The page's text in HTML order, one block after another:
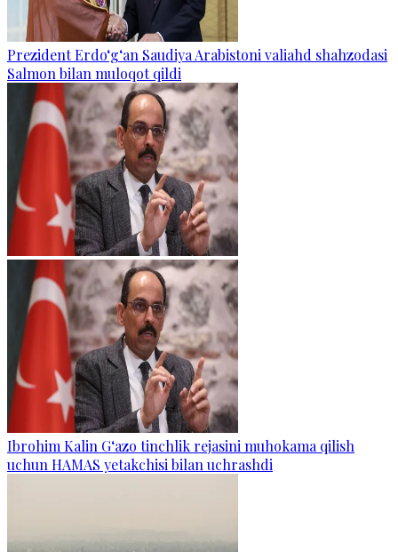
Prezident Erdo‘g‘an Saudiya Arabistoni valiahd shahzodasi
Salmon bilan muloqot qildi
Ibrohim Kalin G‘azo tinchlik rejasini muhokama qilish
uchun HAMAS yetakchisi bilan uchrashdi